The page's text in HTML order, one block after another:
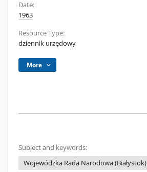
Date:
1963
Resource Type:
dziennik urzędowy
More
Subject and keywords:
Wojewódzka Rada Narodowa (Białystok)